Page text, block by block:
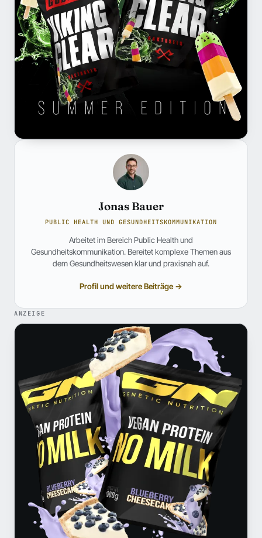
Jonas Bauer
PUBLIC HEALTH UND GESUNDHEITSKOMMUNIKATION
Arbeitet im Bereich Public Health und
Gesundheitskommunikation. Bereitet komplexe Themen aus
dem Gesundheitswesen klar und praxisnah auf.
Profil und weitere Beiträge →
ANZEIGE